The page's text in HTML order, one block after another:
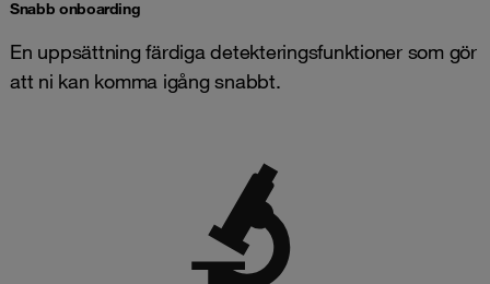
Snabb onboarding
En uppsättning färdiga detekteringsfunktioner som gör
att ni kan komma igång snabbt.